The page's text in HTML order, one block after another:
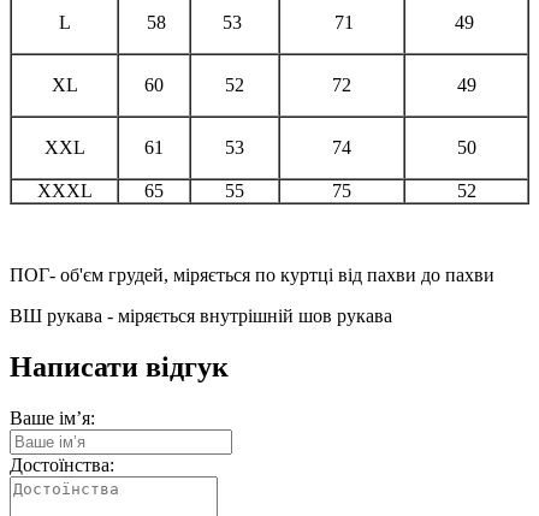
L 58 53 71 49
XL 60 52 72 49
XXL 61 53 74 50
XXXL 65 55 75 52
ПОГ- об'єм грудей, міряється по куртці від пахви до пахви
ВШ рукава - міряється внутрішній шов рукава
Написати відгук
Ваше ім’я:
Достоїнства: